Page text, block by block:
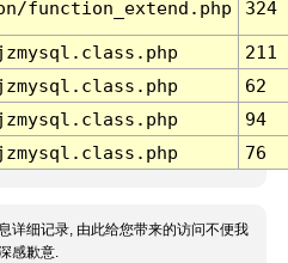
function_extend.php 324
211
62
94
76
详细记录, 由此给您带来的访问不便我
感歉意.